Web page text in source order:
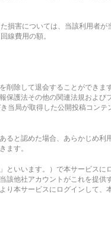
損害については、当該利用者が
線費用の額。
削除して退会することができま
保護法その他の関連法規および
当局が取得した公開投稿コンテ
ると認めた場合、あらかじめ利
ます。
といいます。）で本サービスに
該他社アカウントがこれを提供
り本サービスにログインして、